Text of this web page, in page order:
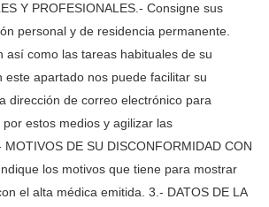
Y PROFESIONALES.- Consigne sus
personal y de residencia permanente.
así como las tareas habituales de su
este apartado nos puede facilitar su
dirección de correo electrónico para
estos medios y agilizar las
DE SU DISCONFORMIDAD CON
los motivos que tiene para mostrar
el alta médica emitida. 3.- DATOS DE LA